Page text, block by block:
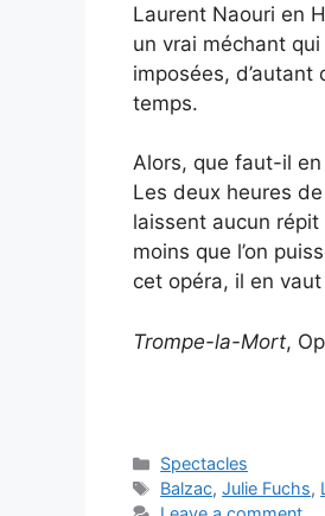
Laurent Naouri en
un vrai méchant
imposées,
temps.
Alors, que faut-il en
Les deux heures
laissent aucun
moins que l’on
cet opéra, il en
Trompe-la-Mort,
Categories
Spectacles
Tags
Balzac,Julie Fuchs,